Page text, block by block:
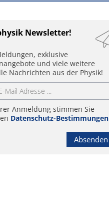
Newsletter!
exklusive
und viele weitere
Nachrichten aus der Physik!
Anmeldung stimmen Sie
Datenschutz-Bestimmungen
Absenden